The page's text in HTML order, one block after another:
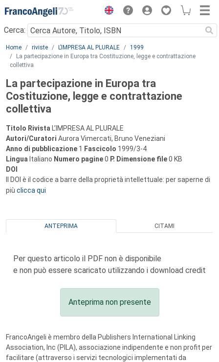
Menu
Cerca:
Main content
Home riviste L’IMPRESA AL PLURALE
1999
La partecipazione in Europa tra Costituzione, legge e contrattazione
collettiva
La partecipazione in Europa tra
Costituzione, legge e contrattazione
collettiva
Titolo Rivista L’IMPRESA AL PLURALE
Autori/Curatori Aurora Vimercati, Bruno Veneziani
Anno di pubblicazione 1 Fascicolo 1999/3-4
Lingua Italiano Numero pagine0 P. Dimensione file0 KB
DOI
Il DOI è il codice a barre della proprietà intellettuale: per saperne di
più clicca qui
ANTEPRIMA CITAMI
Per questo articolo il PDF non è disponibile
e non può essere scaricato utilizzando i download credit
Anteprima non presente
FrancoAngeli è membro della Publishers International Linking
Association, Inc (PILA), associazione indipendente e non profit per
facilitare (attraverso i servizi tecnologici implementati da